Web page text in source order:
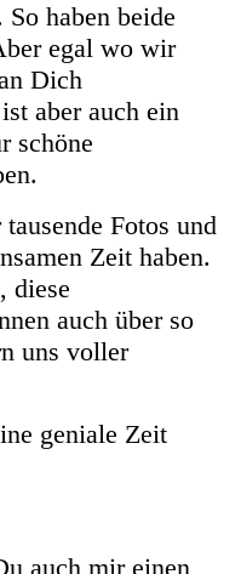
haben beide
egal wo wir
Dich
aber auch ein
schöne
Fotos und
Zeit haben.
diese
auch über so
uns voller
geniale Zeit
auch mir einen